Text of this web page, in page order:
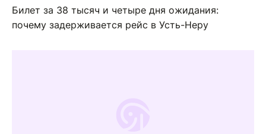
Билет за 38 тысяч и четыре дня ожидания:
почему задерживается рейс в Усть-Неру